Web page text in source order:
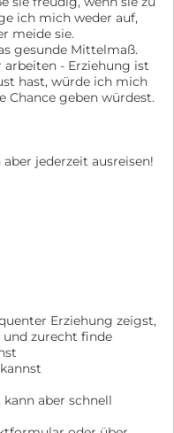
ich mich weder auf,
meide sie.
gesunde Mittelmaß.
- Erziehung ist
hast, würde ich mich
Chance geben würdest.
jederzeit ausreisen!
Erziehung zeigst,
zurecht finde
aber schnell